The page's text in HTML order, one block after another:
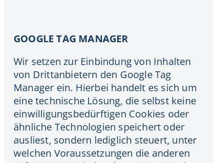
GOOGLE TAG MANAGER
Wir setzen zur Einbindung von Inhalten
von Drittanbietern den Google Tag
Manager ein. Hierbei handelt es sich um
eine technische Lösung, die selbst keine
einwilligungsbedürftigen Cookies oder
ähnliche Technologien speichert oder
ausliest, sondern lediglich steuert, unter
welchen Voraussetzungen die anderen